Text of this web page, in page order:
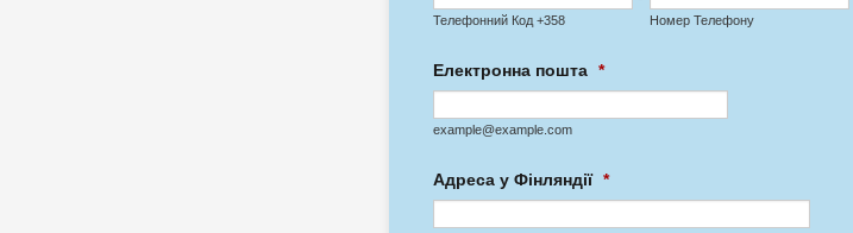
Телефонний Код +358 Номер Телефону
Електронна пошта *
example@example.com
Адреса у Фінляндії *